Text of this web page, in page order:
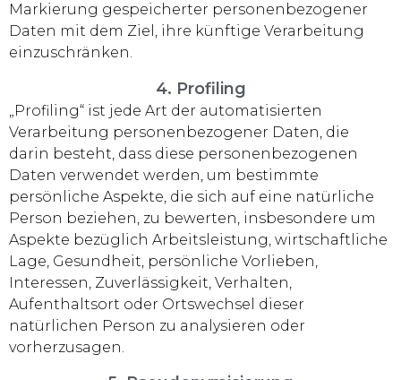
Markierung gespeicherter personenbezogener
Daten mit dem Ziel, ihre künftige Verarbeitung
einzuschränken.
4. Profiling
„Profiling“ ist jede Art der automatisierten
Verarbeitung personenbezogener Daten, die
darin besteht, dass diese personenbezogenen
Daten verwendet werden, um bestimmte
persönliche Aspekte, die sich auf eine natürliche
Person beziehen, zu bewerten, insbesondere um
Aspekte bezüglich Arbeitsleistung, wirtschaftliche
Lage, Gesundheit, persönliche Vorlieben,
Interessen, Zuverlässigkeit, Verhalten,
Aufenthaltsort oder Ortswechsel dieser
natürlichen Person zu analysieren oder
vorherzusagen.